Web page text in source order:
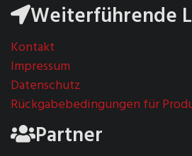
Weiterführende
Kontakt
Impressum
Datenschutz
Rückgabebedingungen für
Partner